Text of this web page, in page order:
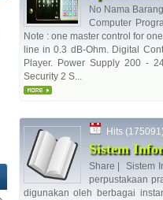
No Nama
Computer
Note : one master control for
line in 0.3 dB-Ohm. Digital
Player. Power Supply 200 -
Security 2 S...
Hits
Sistem
Share | Sistem
perpustakaan
digunakan oleh berbagai